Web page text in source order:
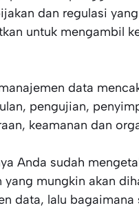
dan regulasi
untuk mengambil
data
pengujian,
keamanan dan
Anda sudah
yang mungkin akan
data, lalu bagaimana